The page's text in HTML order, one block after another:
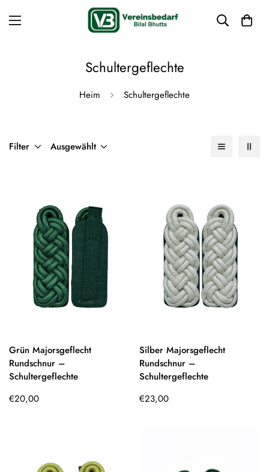
Schultergeflechte
Heim Schultergeflechte
Filter Ausgewählt
Grün Majorsgeflecht
Rundschnur –
Schultergeflechte
Regulärer
€20,00
Silber Majorsgeflecht
Rundschnur –
Schultergeflechte
Regulärer
€23,00